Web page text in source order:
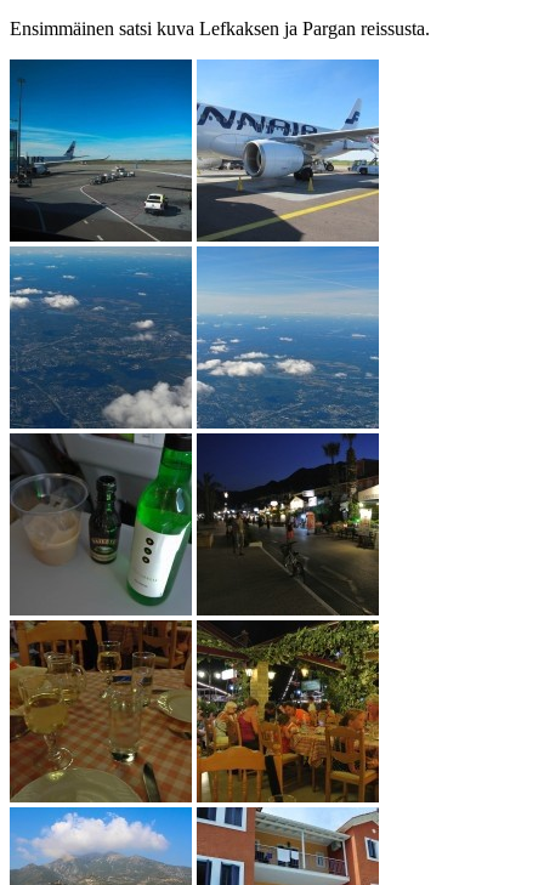
Ensimmäinen satsi kuva Lefkaksen ja Pargan reissusta.